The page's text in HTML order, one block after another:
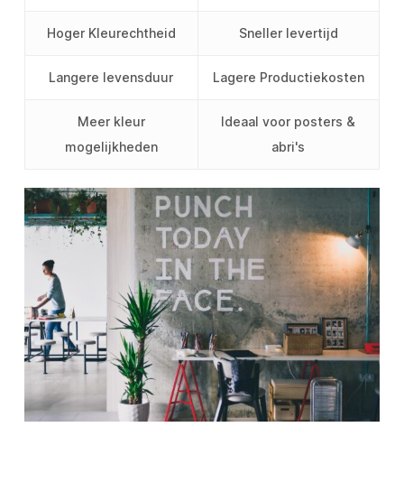
Hoger Kleurechtheid Sneller levertijd
Langere levensduur Lagere Productiekosten
Meer kleur
mogelijkheden
Ideaal voor posters &
abri's